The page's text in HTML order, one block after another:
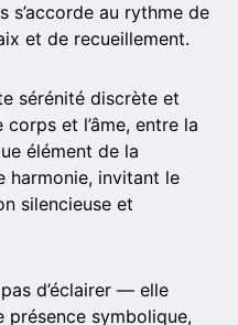
au rythme de
et de recueillement.
sérénité discrète et
et l’âme, entre la
élément de la
invitant le
silencieuse et
d’éclairer — elle
présence symbolique,